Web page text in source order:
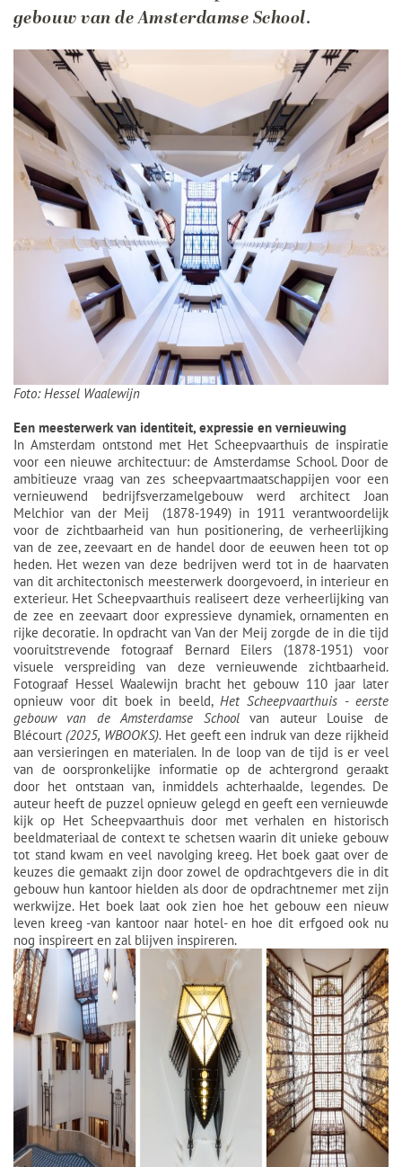
gebouw van de Amsterdamse School.
Foto: Hessel Waalewijn
Een meesterwerk van identiteit, expressie en vernieuwing
In Amsterdam ontstond met Het Scheepvaarthuis de inspiratie
voor een nieuwe architectuur: de Amsterdamse School. Door de
ambitieuze vraag van zes scheepvaartmaatschappijen voor een
vernieuwend bedrijfsverzamelgebouw werd architect Joan
Melchior van der Meij (1878-1949) in 1911 verantwoordelijk
voor de zichtbaarheid van hun positionering, de verheerlijking
van de zee, zeevaart en de handel door de eeuwen heen tot op
heden. Het wezen van deze bedrijven werd tot in de haarvaten
van dit architectonisch meesterwerk doorgevoerd, in interieur en
exterieur. Het Scheepvaarthuis realiseert deze verheerlijking van
de zee en zeevaart door expressieve dynamiek, ornamenten en
rijke decoratie. In opdracht van Van der Meij zorgde de in die tijd
vooruitstrevende fotograaf Bernard Eilers (1878-1951) voor
visuele verspreiding van deze vernieuwende zichtbaarheid.
Fotograaf Hessel Waalewijn bracht het gebouw 110 jaar later
opnieuw voor dit boek in beeld, Het Scheepvaarthuis - eerste
gebouw van de Amsterdamse Schoolvan auteur Louise de
Blécourt(2025, WBOOKS). Het geeft een indruk van deze rijkheid
aan versieringen en materialen. In de loop van de tijd is er veel
van de oorspronkelijke informatie op de achtergrond geraakt
door het ontstaan van, inmiddels achterhaalde, legendes. De
auteur heeft de puzzel opnieuw gelegd en geeft een vernieuwde
kijk op Het Scheepvaarthuis door met verhalen en historisch
beeldmateriaal de context te schetsen waarin dit unieke gebouw
tot stand kwam en veel navolging kreeg. Het boek gaat over de
keuzes die gemaakt zijn door zowel de opdrachtgevers die in dit
gebouw hun kantoor hielden als door de opdrachtnemer met zijn
werkwijze. Het boek laat ook zien hoe het gebouw een nieuw
leven kreeg -van kantoor naar hotel- en hoe dit erfgoed ook nu
nog inspireert en zal blijven inspireren.